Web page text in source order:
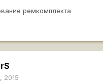
ремкомплекта
2015